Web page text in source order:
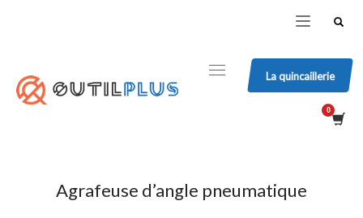
La quincaillerie
Agrafeuse d’angle pneumatique